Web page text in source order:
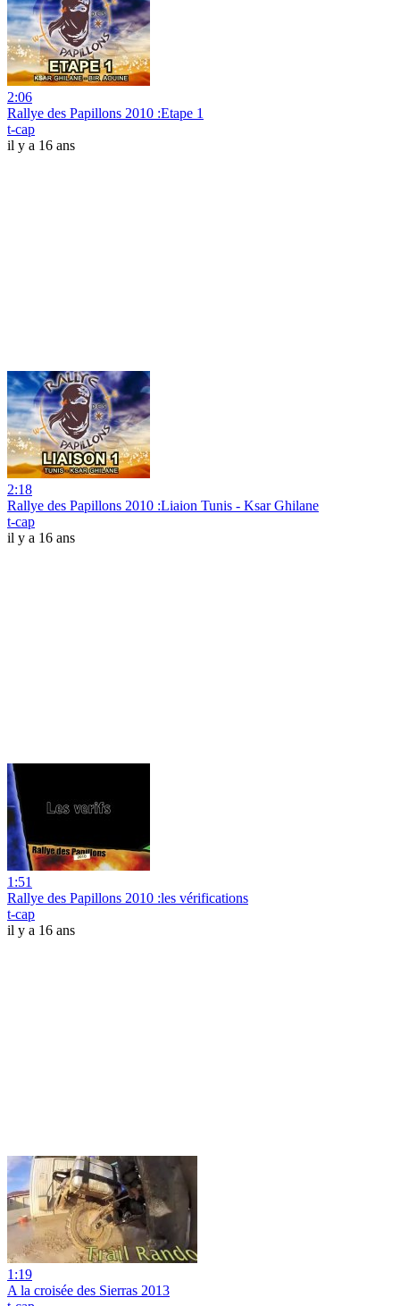
2:06
Rallye des Papillons 2010 :Etape 1
t-cap
il y a 16 ans
2:18
Rallye des Papillons 2010 :Liaion Tunis - Ksar Ghilane
t-cap
il y a 16 ans
1:51
Rallye des Papillons 2010 :les vérifications
t-cap
il y a 16 ans
1:19
A la croisée des Sierras 2013